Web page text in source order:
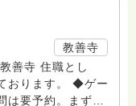
教善寺
善寺 住職とし
ます。 ◆ゲー
は要予約。まずは